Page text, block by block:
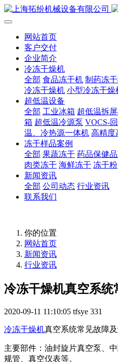
网站首页
客户交付
企业简介
冷冻干燥机
全部 食品冻干机 制药冻
冷冻干燥机 小型冷冻干燥
超低温设备
全部 工业冰箱 超低温拆
箱 超低温冷源泵 VOCS-
温、冷热源一体机 高精度
冻干样品案例
全部 果蔬冻干 药品保健
肉类冻干 海鲜冻干 冻干粉
新闻资讯
全部 公司动态 行业资讯
联系我们
你的位置
网站首页
新闻资讯
行业资讯
冷冻干燥机真空系
2020-09-11 11:10:05 tfsye 331
冷冻干燥机真空系统常见故障及
主要部件：油封旋片真空泵、
规管、真空仪表等。